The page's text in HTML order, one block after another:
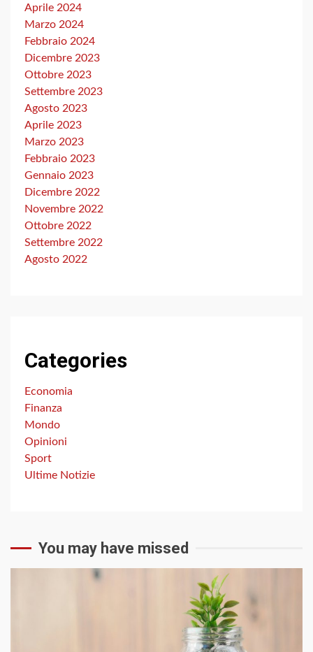
Aprile 2024
Marzo 2024
Febbraio 2024
Dicembre 2023
Ottobre 2023
Settembre 2023
Agosto 2023
Aprile 2023
Marzo 2023
Febbraio 2023
Gennaio 2023
Dicembre 2022
Novembre 2022
Ottobre 2022
Settembre 2022
Agosto 2022
Categories
Economia
Finanza
Mondo
Opinioni
Sport
Ultime Notizie
You may have missed